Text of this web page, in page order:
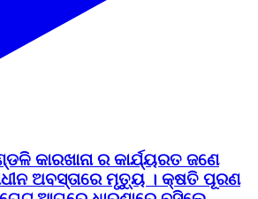
କାରଖାନା ର କାର୍ଯ୍ୟରତ ଜଣେ
ଅବସ୍ତାରେ ମୃତ୍ୟୁ । କ୍ଷତି ପୂରଣ